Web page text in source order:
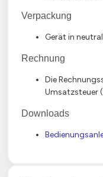
Verpackung
Gerät in
Rechnung
Die
Umsatzsteuer
Downloads